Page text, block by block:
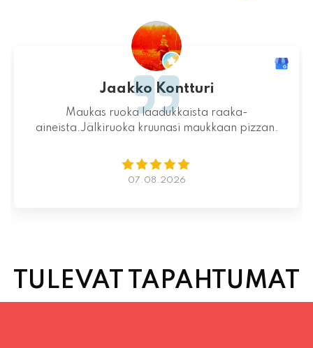
Jaakko Kontturi
Maukas ruoka laadukkaista raaka-
aineista.Jälkiruoka kruunasi maukkaan pizzan.
07.08.2026
TULEVAT TAPAHTUMAT